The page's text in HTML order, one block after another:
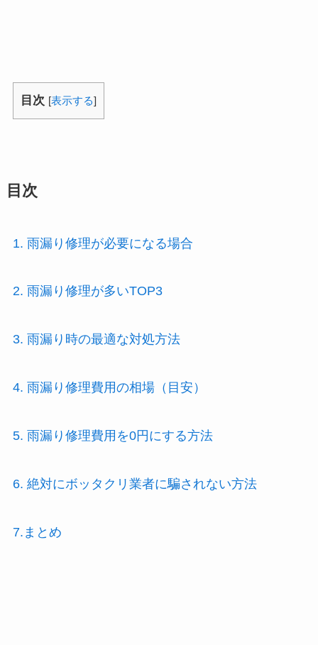
目次 [表示する]
目次
1. 雨漏り修理が必要になる場合
2. 雨漏り修理が多いTOP3
3. 雨漏り時の最適な対処方法
4. 雨漏り修理費用の相場（目安）
5. 雨漏り修理費用を0円にする方法
6. 絶対にボッタクリ業者に騙されない方法
7.まとめ